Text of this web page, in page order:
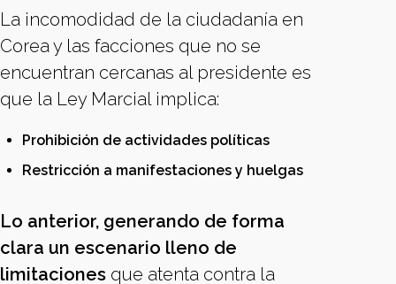
La incomodidad de la ciudadanía en
Corea y las facciones que no se
encuentran cercanas al presidente es
que la Ley Marcial implica:
Prohibición de actividades políticas
Restricción a manifestaciones y huelgas
Lo anterior, generando de forma
clara un escenario lleno de
limitaciones que atenta contra la